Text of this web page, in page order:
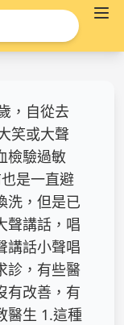
，自從去
笑或大聲
檢驗過敏
是一直避
洗，但是已
聲講話，唱
講話小聲唱
診，有些醫
有改善，有
醫生 1.這種